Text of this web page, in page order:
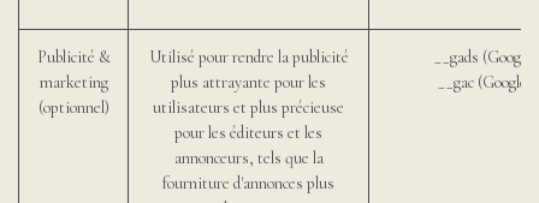
Publicité &
marketing
(optionnel)
Utilisé pour rendre la publicité
plus attrayante pour les
utilisateurs et plus précieuse
pour les éditeurs et les
annonceurs, tels que la
fourniture d'annonces plus
__gads (Google)
__gac (Google)